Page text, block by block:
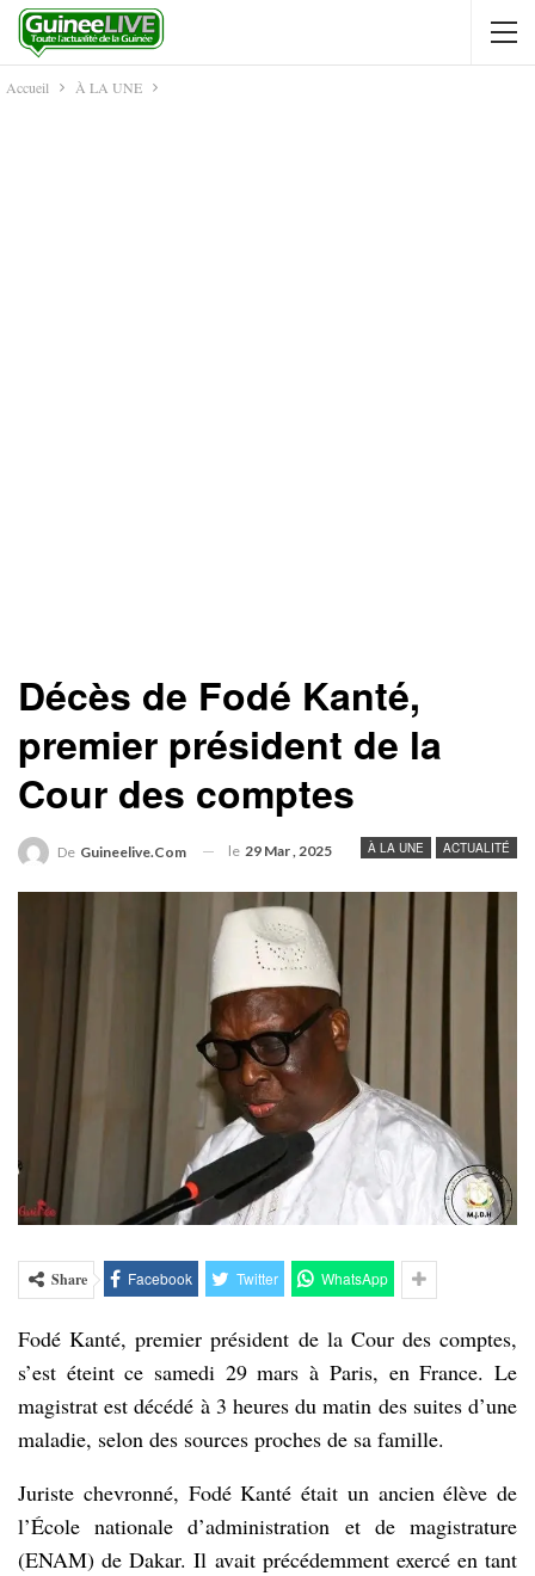
Accueil À LA UNE
Décès de Fodé Kanté,
premier président de la
Cour des comptes
À LA UNE ACTUALITÉ
De Guineelive.com le 29 Mar , 2025
Share Facebook Twitter WhatsApp
Fodé Kanté, premier président de la Cour des comptes,
s’est éteint ce samedi 29 mars à Paris, en France. Le
magistrat est décédé à 3 heures du matin des suites d’une
maladie, selon des sources proches de sa famille.
Juriste chevronné, Fodé Kanté était un ancien élève de
l’École nationale d’administration et de magistrature
(ENAM) de Dakar. Il avait précédemment exercé en tant